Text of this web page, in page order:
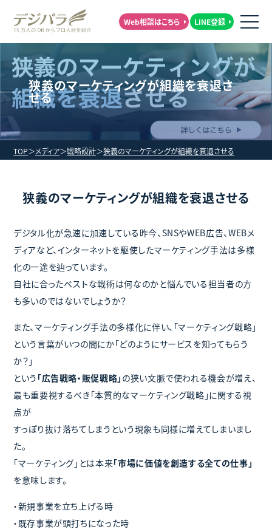
Web相談はこちら LINE登録
狭義のマーケティングが組織を衰退さ
せる
TOP メディア 戦略設計 狭義のマーケティングが組織を衰退させる
狭義のマーケティングが組織を衰退させる
デジタル化が急速に加速している昨今、SNSやWEB広告、WEBメ
ディアなど、インターネットを駆使したマーケティング手法は多様
化の一途を辿っています。
自社に合ったベストな戦術は何なのかと悩んでいる担当者の方
も多いのではないでしょうか？
また、マーケティング手法の多様化に伴い、「マーケティング戦略」
という言葉がいつの間にか「どのようにサービスを知ってもらう
か？」
という 「広告戦略・販促戦略」 の狭い文脈で使われる機会が増え、
最も重要視するべき「本質的なマーケティング戦略」に関する視
点が
すっぽり抜け落ちてしまうという現象も同様に増えてしまいまし
た。
「マーケティング」とは本来「市場に価値を創造する全ての仕事」
を意味します。
・新規事業を立ち上げる時
・既存事業が頭打ちになった時